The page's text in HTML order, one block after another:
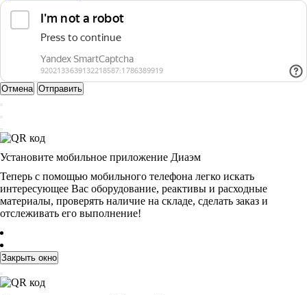
Отмена Отправить
Установите мобильное приложение Диаэм
Теперь с помощью мобильного телефона легко искать
интересующее Вас оборудование, реактивы и расходные
материалы, проверять наличие на складе, сделать заказ и
отслеживать его выполнение!
Закрыть окно